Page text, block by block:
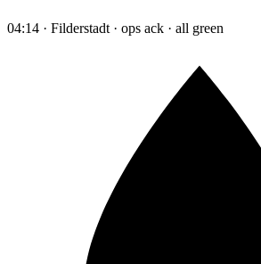
04:14 · Filderstadt · ops ack · all green